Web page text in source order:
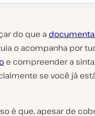
do que a
o acompanha por
e compreender a
se você já
é que, apesar de